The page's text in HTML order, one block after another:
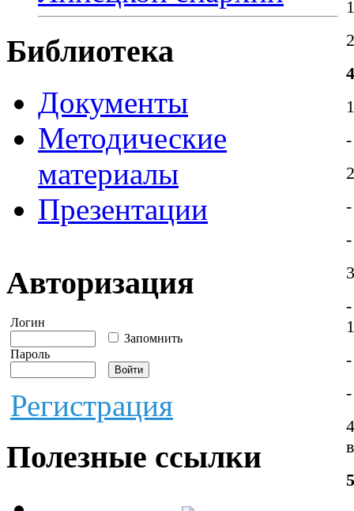
Библиотека
Документы
Методические
материалы
Презентации
Авторизация
Логин
Запомнить
Пароль
Регистрация
Полезные ссылки